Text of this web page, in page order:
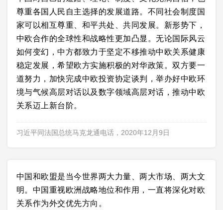
尊重各国人民自主选择的发展道路。不同社会制度国
家可以相互尊重、和平共处、共同发展。新形势下，
中欧合作的全球性和战略性更加凸显。无论国际风云
如何变幻，中方都致力于坚定不移推动中欧关系健康
稳定发展，希望欧方实施积极的对华政策。双方要一
道努力，加快完成中欧投资协定谈判，举办好中欧环
境与气候高层对话以及数字领域高层对话，推动中欧
关系迈上新台阶。
习近平同法国总统马克龙通电话，2020年12月9日
中国和欧盟是当今世界两大力量、两大市场、两大文
明。中国重视欧洲战略地位和作用，一直将深化对欧
关系作为外交优先方向。